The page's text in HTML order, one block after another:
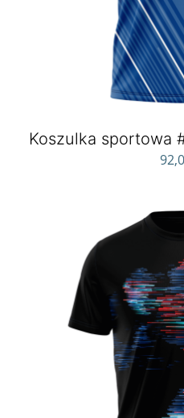
Koszulka sportowa